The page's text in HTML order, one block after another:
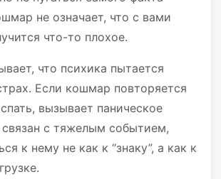
не означает, что с вами
что-то плохое.
что психика пытается
Если кошмар повторяется
вызывает паническое
с тяжелым событием,
к нему не как к “знаку”, а как к